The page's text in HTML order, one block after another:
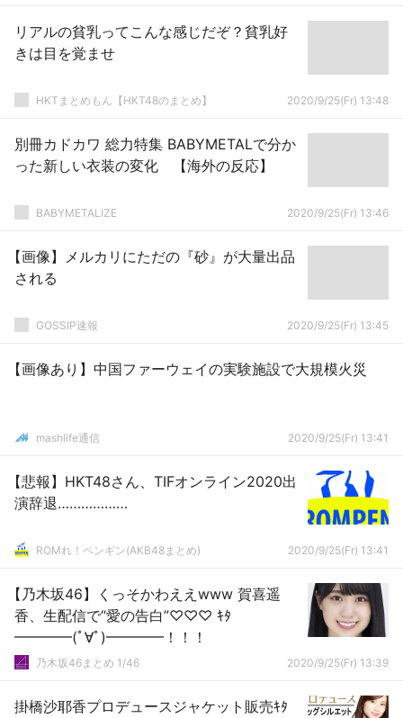
リアルの貧乳ってこんな感じだぞ？貧乳好
きは目を覚ませ
HKTまとめもん【HKT48のまとめ】 2020/9/25(Fr) 13:48
別冊カドカワ 総力特集 BABYMETALで分か
った新しい衣装の変化 【海外の反応】
BABYMETALIZE 2020/9/25(Fr) 13:46
【画像】メルカリにただの『砂』が大量出品
される
GOSSIP速報 2020/9/25(Fr) 13:45
【画像あり】中国ファーウェイの実験施設で大規模火災
mashlife通信 2020/9/25(Fr) 13:41
【悲報】HKT48さん、TIFオンライン2020出
演辞退………………
ROMれ！ペンギン(AKB48まとめ) 2020/9/25(Fr) 13:41
【乃木坂46】くっそかわええwww 賀喜遥
香、生配信で“愛の告白”♡♡♡ ｷﾀ
━━━━(ﾟ∀ﾟ)━━━━！！！
乃木坂46まとめ 1/46 2020/9/25(Fr) 13:39
掛橋沙耶香プロデュースジャケット販売ｷﾀ